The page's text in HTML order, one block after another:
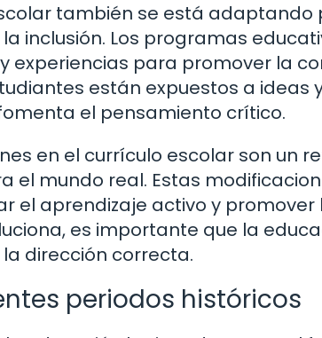
también se está adaptando
inclusión. Los programas
experiencias para promover la
están expuestos a ideas
el pensamiento crítico.
en el currículo escolar son un
el mundo real. Estas
el aprendizaje activo y promover
es importante que la
dirección correcta.
periodos históricos